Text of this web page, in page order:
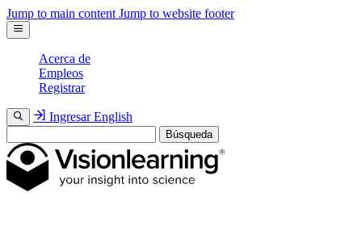
Jump to main content Jump to website footer
Acerca de
Empleos
Registrar
Ingresar English
Búsqueda